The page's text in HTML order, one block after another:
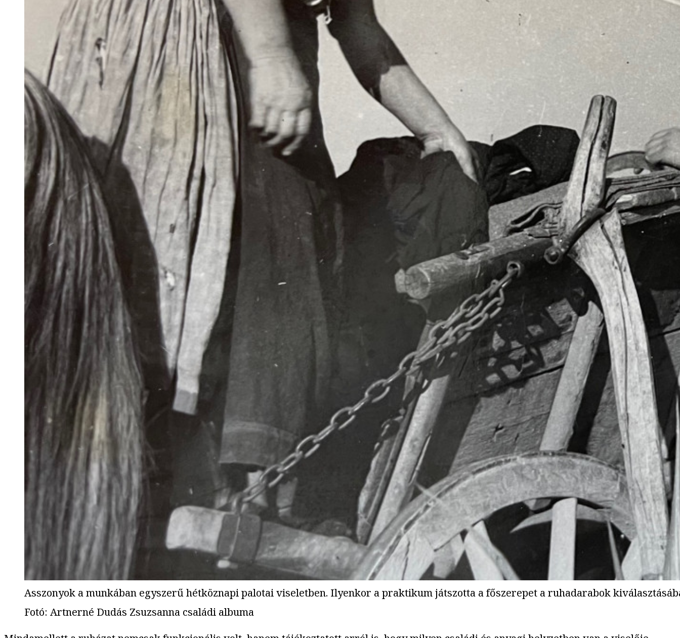
Asszonyok a munkában egyszerű hétköznapi palotai viseletben. Ilyenkor a praktikum játszotta a főszerepet a ruhadarabok
Fotó: Artnerné Dudás Zsuzsanna családi albuma